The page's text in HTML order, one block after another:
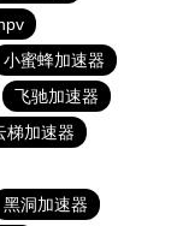
小蜜蜂加速器
飞驰加速器
梯加速器
黑洞加速器